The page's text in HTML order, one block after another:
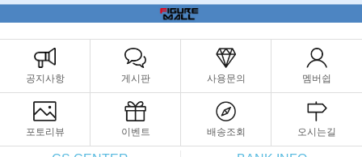
공지사항 게시판 사용문의 멤버쉽
포토리뷰 이벤트 배송조회 오시는길